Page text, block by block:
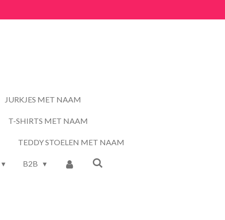
JURKJES MET NAAM
T-SHIRTS MET NAAM
TEDDY STOELEN MET NAAM
B2B